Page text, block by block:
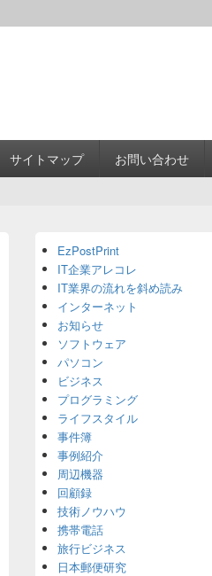
サイトマップ お問い合わせ
Sidebar
Widget
Area
EzPostPrint
IT企業アレコレ
IT業界の流れを斜め読み
インターネット
お知らせ
ソフトウェア
パソコン
ビジネス
プログラミング
ライフスタイル
事件簿
事例紹介
周辺機器
回顧録
技術ノウハウ
携帯電話
旅行ビジネス
日本郵便研究